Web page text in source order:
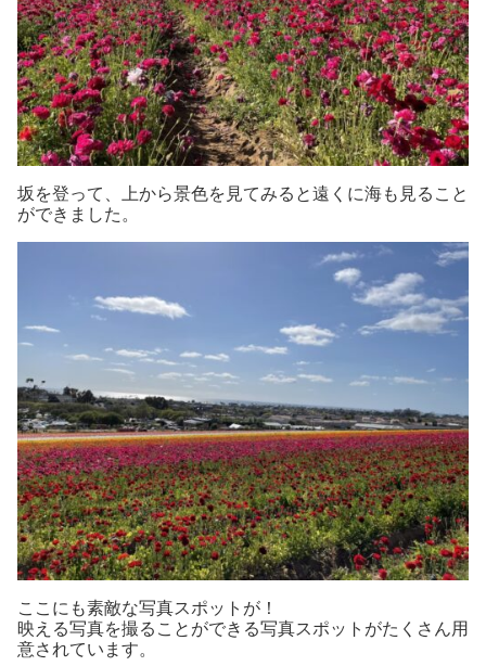
坂を登って、上から景色を見てみると遠くに海も見ること
ができました。
ここにも素敵な写真スポットが！
映える写真を撮ることができる写真スポットがたくさん用
意されています。